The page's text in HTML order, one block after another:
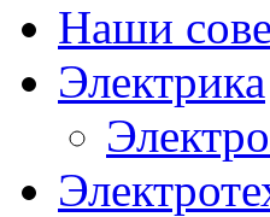
Наши
Электрика